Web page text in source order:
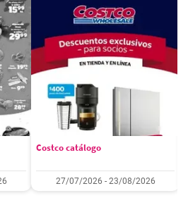
Costco catálogo
27/07/2026 - 23/08/2026